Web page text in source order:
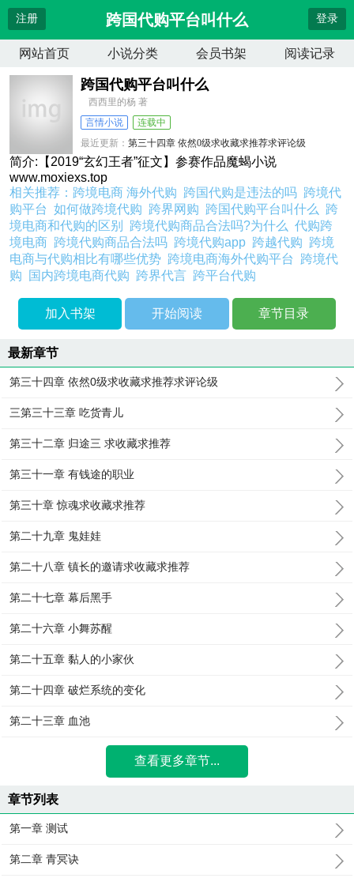
注册 跨国代购平台叫什么 登录
网站首页 小说分类 会员书架 阅读记录
跨国代购平台叫什么
西西里的杨 著
言情小说
连载中
最近更新：第三十四章 依然0级求收藏求推荐求评论级
更新时间：2026-06-03 18:28:56
简介:【2019“玄幻王者”征文】参赛作品魔蝎小说
www.moxiexs.top
相关推荐： 跨境电商 海外代购 跨国代购是违法的吗 跨境代
购平台如何做跨境代购 跨界网购 跨国代购平台叫什么 跨
境电商和代购的区别 跨境代购商品合法吗?为什么代购跨
境电商 跨境代购商品合法吗 跨境代购app 跨越代购 跨境
电商与代购相比有哪些优势 跨境电商海外代购平台 跨境代
购
国内跨境电商代购 跨界代言 跨平台代购
加入书架 开始阅读 章节目录
最新章节
第三十四章 依然0级求收藏求推荐求评论级
三第三十三章 吃货青儿
第三十二章 归途三 求收藏求推荐
第三十一章 有钱途的职业
第三十章 惊魂求收藏求推荐
第二十九章 鬼娃娃
第二十八章 镇长的邀请求收藏求推荐
第二十七章 幕后黑手
第二十六章 小舞苏醒
第二十五章 黏人的小家伙
第二十四章 破烂系统的变化
第二十三章 血池
查看更多章节...
章节列表
第一章 测试
第二章 青冥诀